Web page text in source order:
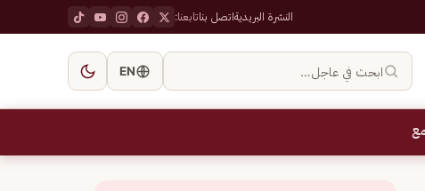
النشرة البريديةاتصل بناتابعنا:
ابحث في عاجل… EN